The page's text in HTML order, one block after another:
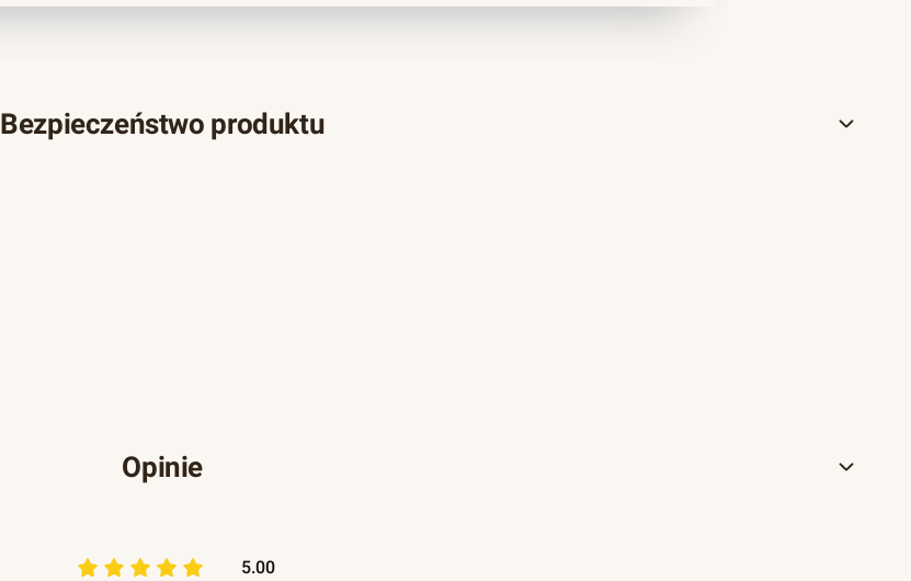
Bezpieczeństwo produktu
Opinie
5.00